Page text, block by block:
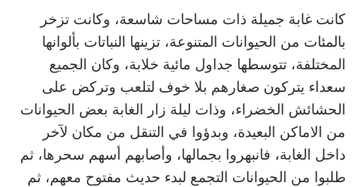
كانت غابة جميلة ذات مساحات شاسعة، وكانت تزخر
بالمئات من الحيوانات المتنوعة، تزينها النباتات بألوانها
المختلفة، تتوسطها جداول مائية خلابة، وكان الجميع
سعداء يتركون صغارهم بلا خوف لتلعب وتركض على
الحشائش الخضراء، وذات ليلة زار الغابة بعض الحيوانات
من الاماكن البعيدة، وبدؤوا في التنقل من مكان لآخر
داخل الغابة، فانبهروا بجمالها، وأصابهم أسهم سحرها، ثم
طلبوا من الحيوانات التجمع لبدء حديث مفتوح معهم، ثم